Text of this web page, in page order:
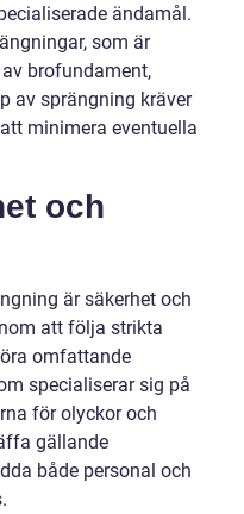
ändamål.
som är
brofundament,
av sprängning kräver
minimera eventuella
och
är säkerhet och
att följa strikta
omfattande
specialiserar sig på
för olyckor och
gällande
både personal och